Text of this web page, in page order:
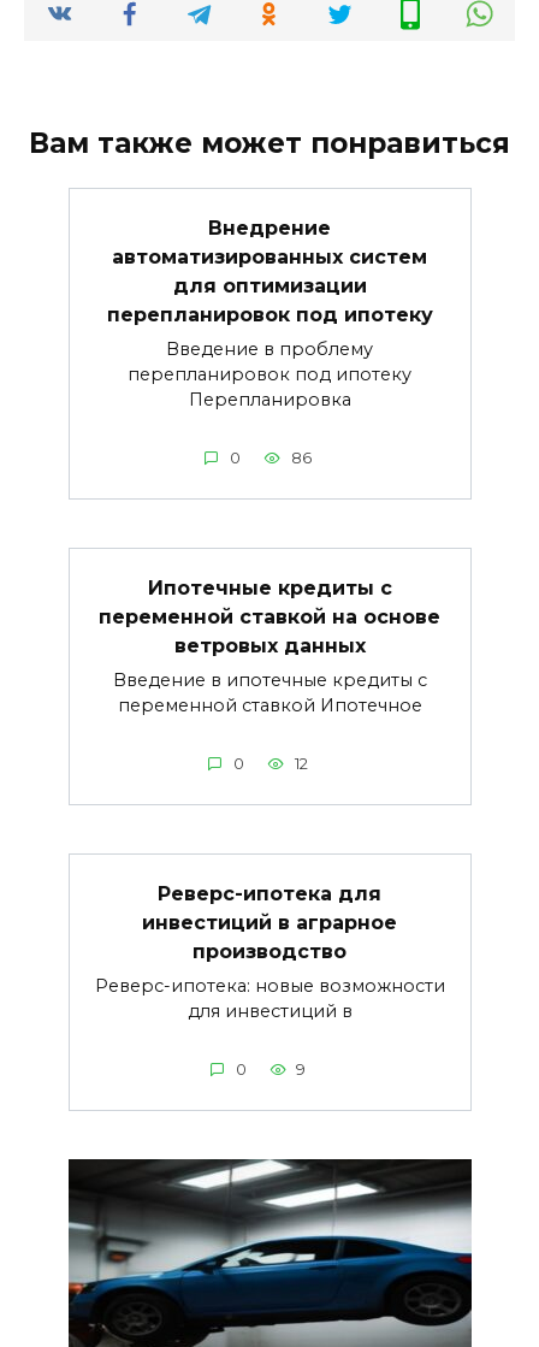
Вам также может понравиться
Внедрение
автоматизированных систем
для оптимизации
перепланировок под ипотеку
Введение в проблему
перепланировок под ипотеку
Перепланировка
0 86
Ипотечные кредиты с
переменной ставкой на основе
ветровых данных
Введение в ипотечные кредиты с
переменной ставкой Ипотечное
0 12
Реверс-ипотека для
инвестиций в аграрное
производство
Реверс-ипотека: новые возможности
для инвестиций в
0 9